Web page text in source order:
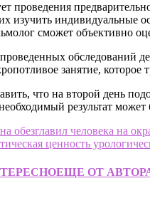
проведения
изучить индивидуальные
сможет объективно
обследований
занятие,
что на второй день
результат
обезглавил человека на
ценность
ЕЩЕ ОТ